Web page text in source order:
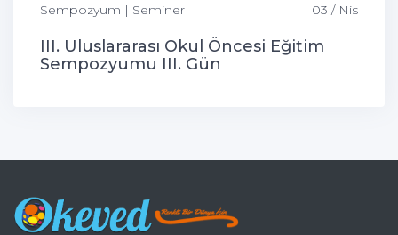
Sempozyum | Seminer 03 / Nis
III. Uluslararası Okul Öncesi Eğitim
Sempozyumu III. Gün